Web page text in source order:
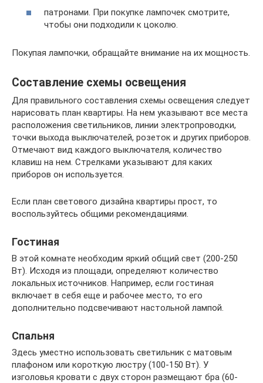
патронами. При покупке лампочек смотрите,
чтобы они подходили к цоколю.
Покупая лампочки, обращайте внимание на их мощность.
Составление схемы освещения
Для правильного составления схемы освещения следует
нарисовать план квартиры. На нем указывают все места
расположения светильников, линии электропроводки,
точки выхода выключателей, розеток и других приборов.
Отмечают вид каждого выключателя, количество
клавиш на нем. Стрелками указывают для каких
приборов он используется.
Если план светового дизайна квартиры прост, то
воспользуйтесь общими рекомендациями.
Гостиная
В этой комнате необходим яркий общий свет (200-250
Вт). Исходя из площади, определяют количество
локальных источников. Например, если гостиная
включает в себя еще и рабочее место, то его
дополнительно подсвечивают настольной лампой.
Спальня
Здесь уместно использовать светильник с матовым
плафоном или короткую люстру (100-150 Вт). У
изголовья кровати с двух сторон размещают бра (60-